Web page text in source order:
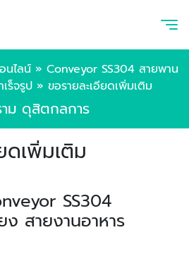
นไลน์ » Conveyor SS304 สายพาน
ร็จรูป » ขอรายละเอียดเพิ่มเติม
ม ดุสิตกลการ
ดเพิ่มเติม
SS304
ง สายงานอาหาร